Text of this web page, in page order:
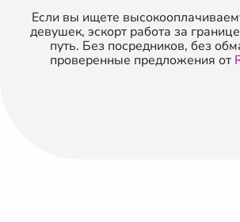
Если вы ищете
девушек, эскорт работа за
путь. Без посредников, без
проверенные предложения от